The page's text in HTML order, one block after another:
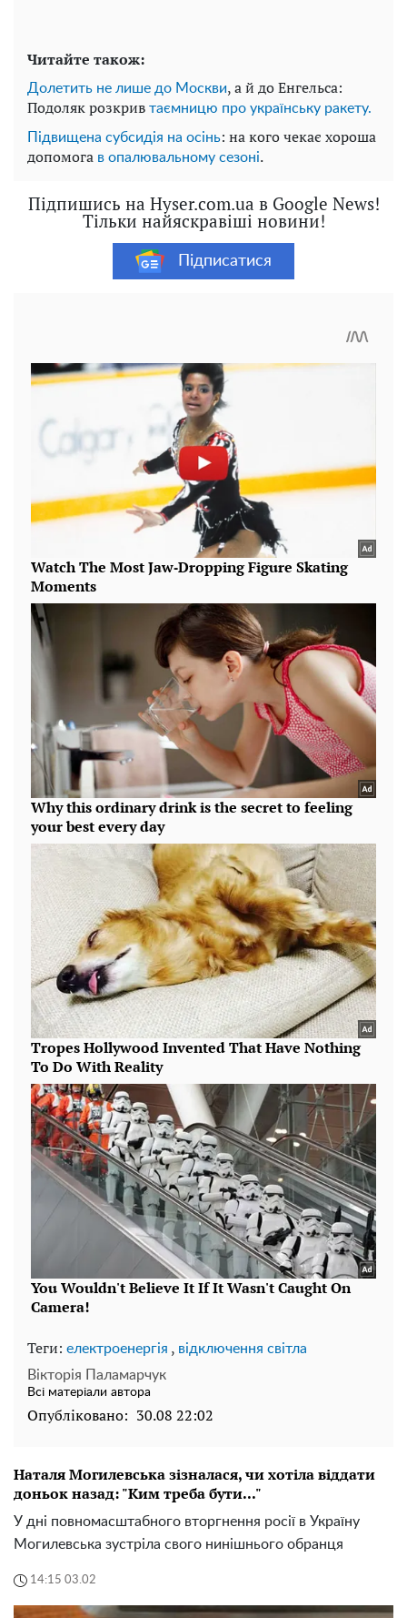
Читайте також:
Долетить не лише до Москви, а й до Енгельса:
Подоляк розкрив таємницю про українську ракету.
Підвищена субсидія на осінь: на кого чекає хороша
допомога в опалювальному сезоні.
Підпишись на Hyser.com.ua в Google News!
Тільки найяскравіші новини!
Підписатися
Теги: електроенергія , відключення світла
Вікторія Паламарчук
Всі матеріали автора
Опубліковано: 30.08 22:02
Наталя Могилевська зізналася, чи хотіла віддати
доньок назад: "Ким треба бути..."
У дні повномасштабного вторгнення росії в Україну
Могилевська зустріла свого нинішнього обранця
14:15 03.02